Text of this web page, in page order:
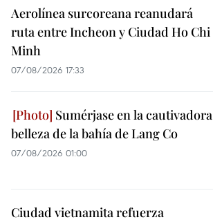
Aerolínea surcoreana reanudará
ruta entre Incheon y Ciudad Ho Chi
Minh
07/08/2026 17:33
Sumérjase en la cautivadora
belleza de la bahía de Lang Co
07/08/2026 01:00
Ciudad vietnamita refuerza